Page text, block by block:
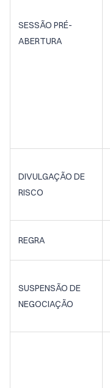
SESSÃO PRÉ-
ABERTURA
DIVULGAÇÃO DE
RISCO
REGRA
SUSPENSÃO DE
NEGOCIAÇÃO